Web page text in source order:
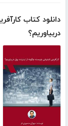
دانلود کتاب
دربیاوریم؟